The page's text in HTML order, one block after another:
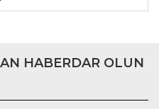
HABERDAR OLUN